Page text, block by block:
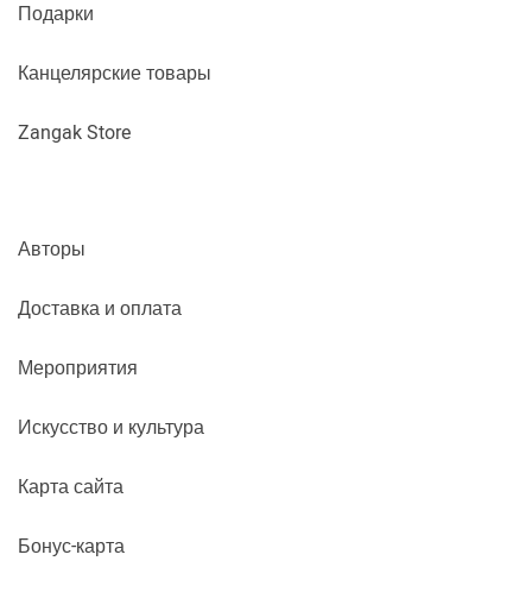
Подарки
Канцелярские товары
Zangak Store
Авторы
Доставка и оплата
Мероприятия
Искусство и культура
Карта сайта
Бонус-карта